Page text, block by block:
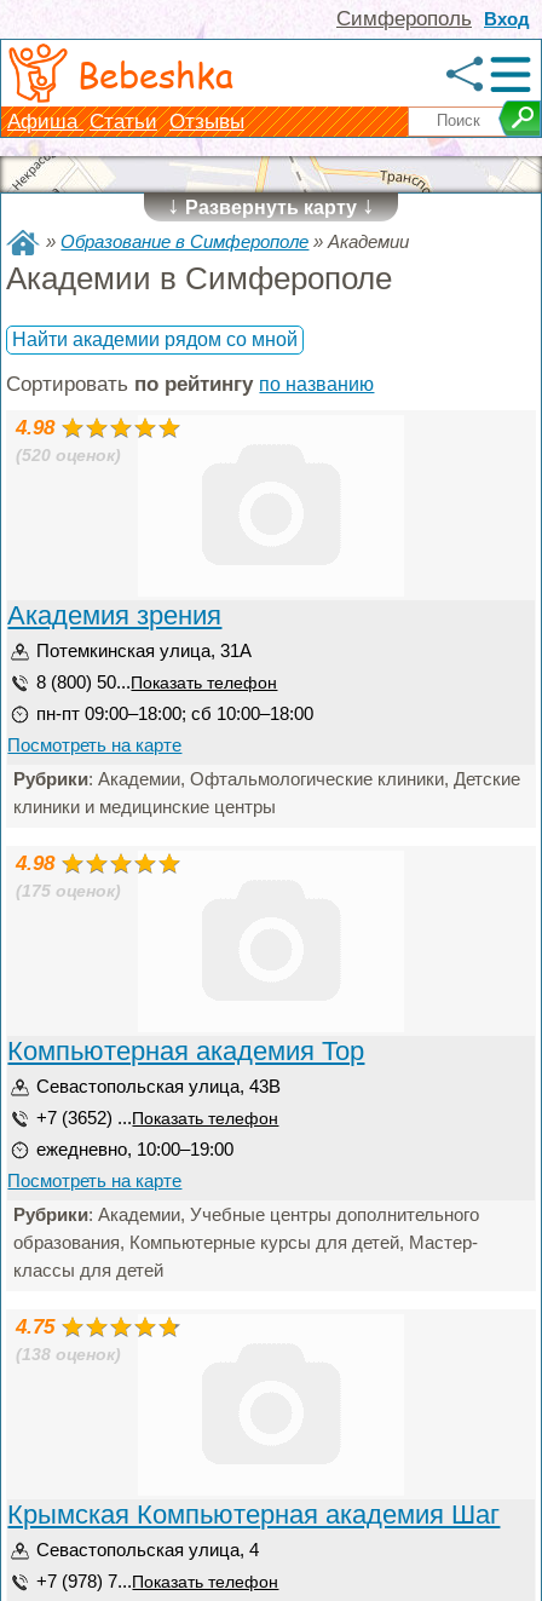
Вход
Симферополь
Bebeshka
Афиша Статьи Отзывы
↓Развернуть карту↓
»Образование в Симферополе »Академии
Академии в Симферополе
Найти академии рядом со мной
Сортировать по рейтингу по названию
4.98
(520 оценок)
Академия зрения
Потемкинская улица, 31А
8 (800) 50... Показать телефон
пн-пт 09:00–18:00; сб 10:00–18:00
Посмотреть на карте
Рубрики: Академии, Офтальмологические клиники, Детские
клиники и медицинские центры
4.98
(175 оценок)
Компьютерная академия Top
Севастопольская улица, 43В
+7 (3652) ... Показать телефон
ежедневно, 10:00–19:00
Посмотреть на карте
Рубрики: Академии, Учебные центры дополнительного
образования, Компьютерные курсы для детей, Мастер-
классы для детей
4.75
(138 оценок)
Крымская Компьютерная академия Шаг
Севастопольская улица, 4
+7 (978) 7... Показать телефон